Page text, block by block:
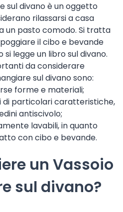
sul divano è un oggetto
rilassarsi a casa
un pasto comodo. Si tratta
il cibo e bevande
legge un libro sul divano.
da considerare
sul divano sono:
forme e materiali;
di particolari caratteristiche,
antiscivolo;
lavabili, in quanto
con cibo e bevande.
un Vassoio
sul divano?